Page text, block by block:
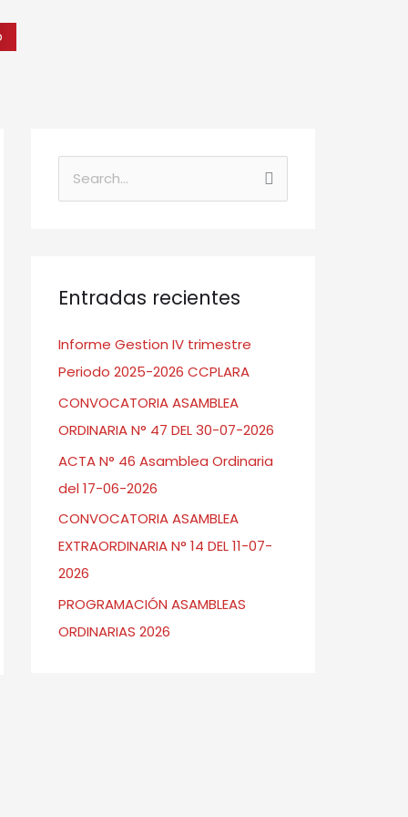
a
:
Entradas recientes
Informe Gestion IV trimestre
Periodo 2025-2026 CCPLARA
CONVOCATORIA ASAMBLEA
ORDINARIA N° 47 DEL 30-07-2026
ACTA N° 46 Asamblea Ordinaria
del 17-06-2026
CONVOCATORIA ASAMBLEA
EXTRAORDINARIA N° 14 DEL 11-07-
2026
PROGRAMACIÓN ASAMBLEAS
ORDINARIAS 2026